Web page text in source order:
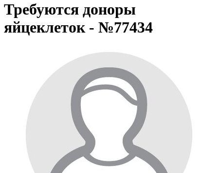
Требуются доноры
яйцеклеток - №77434